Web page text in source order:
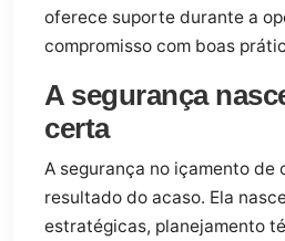
oferece suporte durante a
compromisso com boas
A segurança
certa
A segurança no içamento de
resultado do acaso. Ela
estratégicas, planejamento